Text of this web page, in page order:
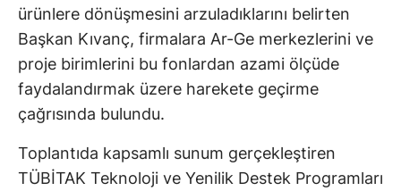
ürünlere dönüşmesini arzuladıklarını belirten
Başkan Kıvanç, firmalara Ar-Ge merkezlerini ve
proje birimlerini bu fonlardan azami ölçüde
faydalandırmak üzere harekete geçirme
çağrısında bulundu.
Toplantıda kapsamlı sunum gerçekleştiren
TÜBİTAK Teknoloji ve Yenilik Destek Programları